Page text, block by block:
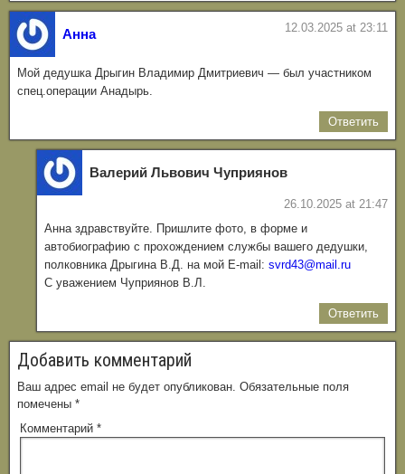
Анна 12.03.2025 at 23:11
Мой дедушка Дрыгин Владимир Дмитриевич — был участником
спец.операции Анадырь.
Ответить
Валерий Львович Чуприянов
26.10.2025 at 21:47
Анна здравствуйте. Пришлите фото, в форме и
автобиографию с прохождением службы вашего дедушки,
полковника Дрыгина В.Д. на мой Е-mail: svrd43@mail.ru
C уважением Чуприянов В.Л.
Ответить
Добавить комментарий
Ваш адрес email не будет опубликован. Обязательные поля
помечены *
Комментарий *